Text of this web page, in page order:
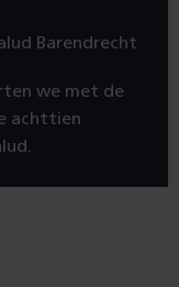
Barendrecht
we met de
achttien